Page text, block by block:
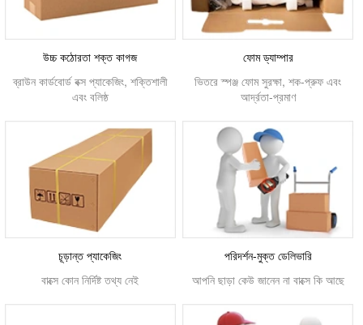
উচ্চ কঠোরতা শক্ত কাগজ
ব্রাউন কার্ডবোর্ড বক্স প্যাকেজিং, শক্তিশালী
এবং বলিষ্ঠ
ফোম ড্যাম্পার
ভিতরে স্পঞ্জ ফোম সুরক্ষা, শক-প্রুফ এবং
আর্দ্রতা-প্রমাণ
চূড়ান্ত প্যাকেজিং
বাক্সে কোন নির্দিষ্ট তথ্য নেই
পরিদর্শন-মুক্ত ডেলিভারি
আপনি ছাড়া কেউ জানেন না বাক্সে কি আছে